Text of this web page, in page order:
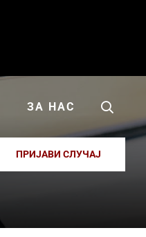
ЗА НАС
ПРИЈАВИ СЛУЧАЈ